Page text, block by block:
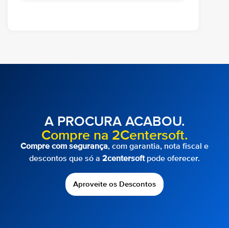
A PROCURA ACABOU.
Compre na 2Centersoft.
Compre com segurança, com garantia, nota fiscal e
descontos que só a 2centersoftpode oferecer.
Aproveite os Descontos